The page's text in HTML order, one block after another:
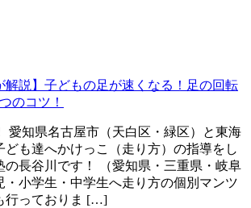
解説】子どもの足が速くなる！足の回転
のコツ！
愛知県名古屋市（天白区・緑区）と東海
ども達へかけっこ（走り方）の指導をし
の長谷川です！ （愛知県・三重県・岐阜
・小学生・中学生へ走り方の個別マンツ
行っておりま […]